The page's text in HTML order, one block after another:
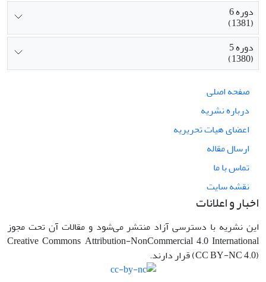
دوره 6
(1381)
دوره 5
(1380)
صفحه اصلی
درباره نشریه
اعضای هیات تحریریه
ارسال مقاله
تماس با ما
نقشه سایت
اخبار و اعلانات
این نشریه با دسترسی آزاد منتشر می‌شود و مقالات آن تحت مجوز
Creative Commons Attribution-NonCommercial 4.0 International
(CC BY-NC 4.0) قرار دارند.